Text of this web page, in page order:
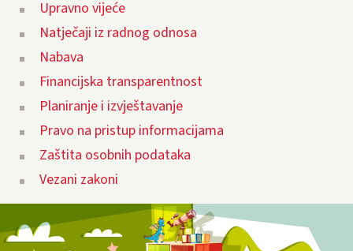
Upravno vijeće
Natječaji iz radnog odnosa
Nabava
Financijska transparentnost
Planiranje i izvještavanje
Pravo na pristup informacijama
Zaštita osobnih podataka
Vezani zakoni